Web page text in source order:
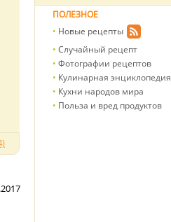
ПОЛЕЗНОЕ
Новые рецепты
Случайный рецепт
Фотографии рецептов
Кулинарная энциклопедия
Кухни народов мира
Польза и вред продуктов